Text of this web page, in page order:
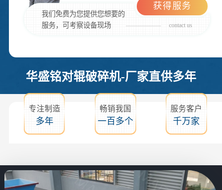
我们免费为您提供您想要的
服务，可考察设备现场
contact us
获得服务
华盛铭对辊破碎机-厂家直供多年
专注制造
多年
畅销我国
一百多个
服务客户
千万家